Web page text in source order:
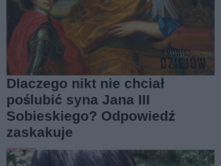
Dlaczego nikt nie chciał
poślubić syna Jana III
Sobieskiego? Odpowiedź
zaskakuje